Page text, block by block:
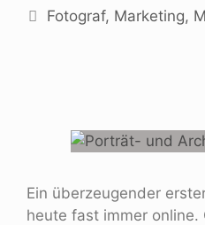
Fotograf, Marketing,
Ein überzeugender
heute fast immer online.